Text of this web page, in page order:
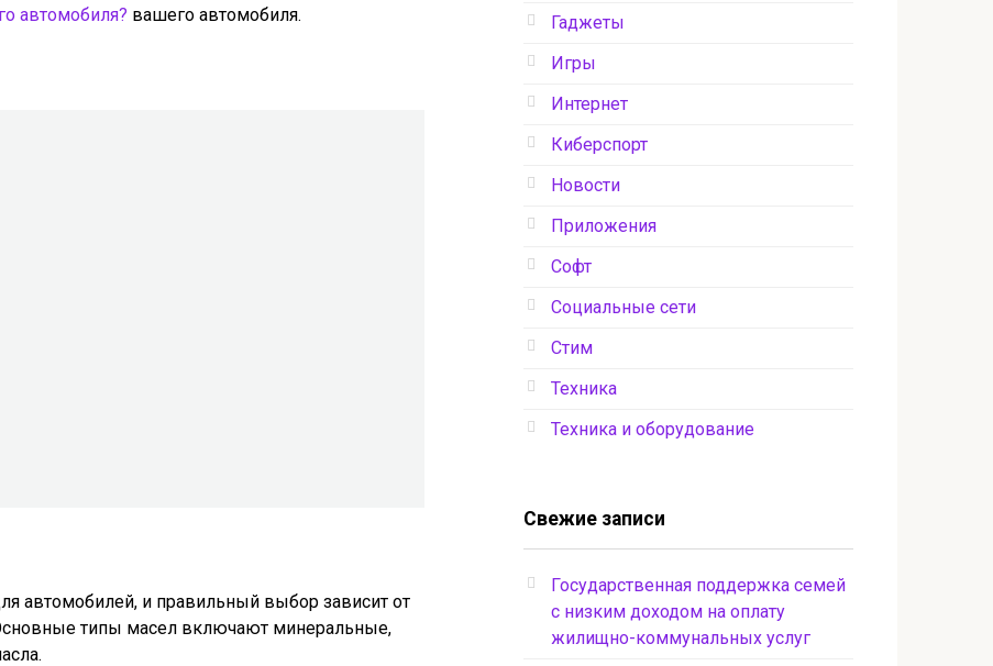
автомобиля? вашего автомобиля.
автомобилей, и правильный выбор зависит от
типы масел включают минеральные,
Гаджеты
Игры
Интернет
Киберспорт
Новости
Приложения
Софт
Социальные сети
Стим
Техника
Техника и оборудование
Свежие записи
Государственная поддержка семей
с низким доходом на оплату
жилищно-коммунальных услуг